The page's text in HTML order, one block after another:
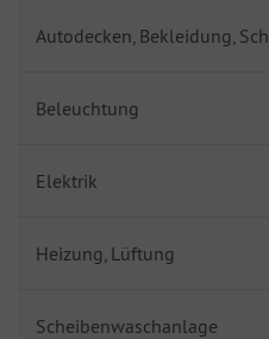
Autodecken, Bekleidung,
Beleuchtung
Elektrik
Heizung, Lüftung
Scheibenwaschanlage